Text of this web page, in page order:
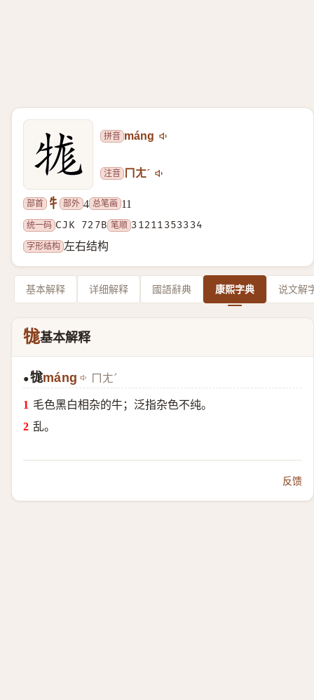
拼音 máng
注音 ㄇㄤˊ
部首 牜 部外 4 总笔画 11
统一码 CJK 727B 笔顺 31211353334
字形结构 左右结构
基本解释 详细解释 國語辭典 康熙字典 说文解
牻基本解释
●牻máng ㄇㄤˊ
毛色黑白相杂的牛；泛指杂色不纯。
乱。
反馈